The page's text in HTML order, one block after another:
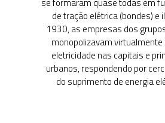
das empresas
estatais e a criação
da Eletrobras